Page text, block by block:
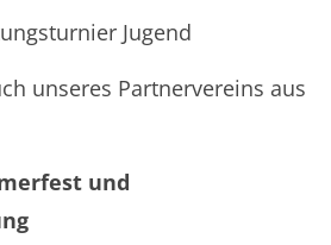
Jugend
unseres Partnervereins aus
und